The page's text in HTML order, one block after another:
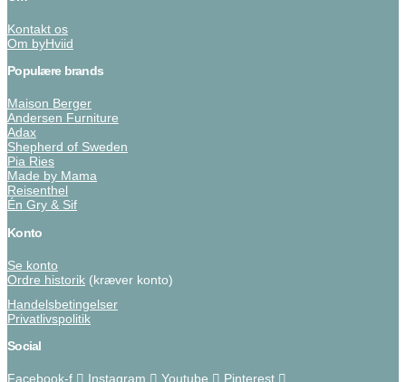
Kontakt os
Om byHviid
Populære brands
Maison Berger
Andersen Furniture
Adax
Shepherd of Sweden
Pia Ries
Made by Mama
Reisenthel
Én Gry & Sif
Konto
Se konto
Ordre historik (kræver konto)
Handelsbetingelser
Privatlivspolitik
Social
Facebook-f Instagram Youtube
Pinterest